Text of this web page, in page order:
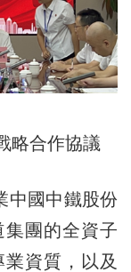
略合作協議
國中鐵股份
團的全資子
資質，以及